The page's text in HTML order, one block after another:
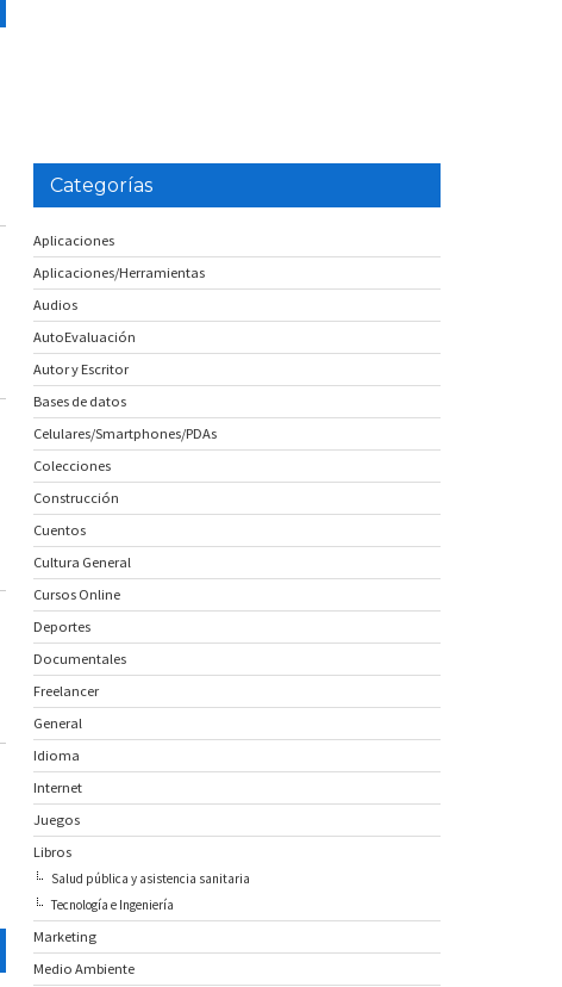
Categorías
Aplicaciones
Aplicaciones/Herramientas
Audios
AutoEvaluación
Autor y Escritor
Bases de datos
Celulares/Smartphones/PDAs
Colecciones
Construcción
Cuentos
Cultura General
Cursos Online
Deportes
Documentales
Freelancer
General
Idioma
Internet
Juegos
Libros
Salud pública y asistencia sanitaria
Tecnología e Ingeniería
Marketing
Medio Ambiente